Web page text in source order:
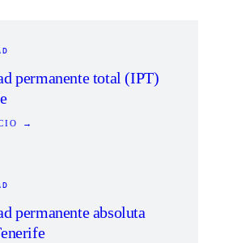
permanente total (IPT)
→
permanente absoluta